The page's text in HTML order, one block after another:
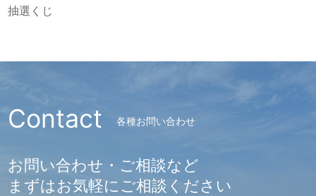
抽選くじ
Contact 各種お問い合わせ
お問い合わせ・ご相談など
まずはお気軽にご相談ください